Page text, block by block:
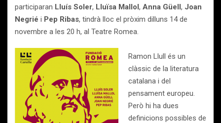
participaran Lluís Soler, Lluïsa Mallol, Anna Güell, Joan
Negrié i Pep Ribas, tindrà lloc el pròxim dilluns 14 de
novembre a les 20 h, al Teatre Romea.
Ramon Llull és un
clàssic de la literatura
catalana i del
pensament europeu.
Però hi ha dues
definicions possibles de